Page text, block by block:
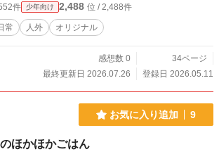
件 少年向け 2,488 位 / 2,488件
常 人外 オリジナル
感想数 0
34ページ
最終更新日 2026.07.26
登録日 2026.05.11
お気に入り追加 9
ほかほかごはん